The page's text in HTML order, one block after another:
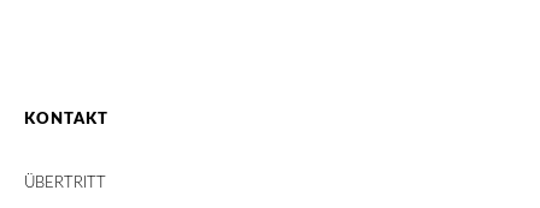
KONTAKT
ÜBERTRITT